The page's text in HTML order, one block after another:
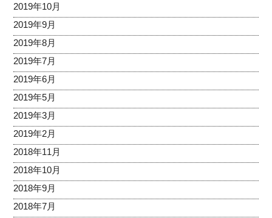
2019年10月
2019年9月
2019年8月
2019年7月
2019年6月
2019年5月
2019年3月
2019年2月
2018年11月
2018年10月
2018年9月
2018年7月